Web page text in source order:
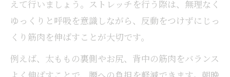
えて行いましょう。ストレッチを行う際は、無理なく
ゆっくりと呼吸を意識しながら、反動をつけずにじっ
くり筋肉を伸ばすことが大切です。
例えば、太ももの裏側やお尻、背中の筋肉をバランス